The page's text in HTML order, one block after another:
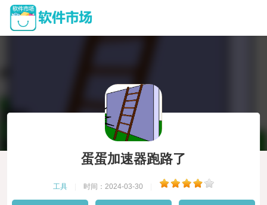
蛋蛋加速器跑路了
工具 时间：2024-03-30